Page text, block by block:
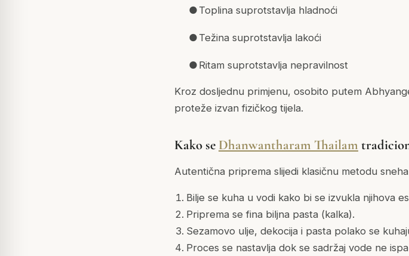
● Toplina suprotstavlja hladnoći
● Težina suprotstavlja lakoći
● Ritam suprotstavlja nepravilnost
Kroz dosljednu primjenu, osobito putem
proteže izvan fizičkog tijela.
Kako se Dhanwantharam Thailam
Autentična priprema slijedi klasičnu metodu
Bilje se kuha u vodi kako bi se izvukla njihova
Priprema se fina biljna pasta (kalka).
Sezamovo ulje, dekocija i pasta polako se
Proces se nastavlja dok se sadržaj vode ne